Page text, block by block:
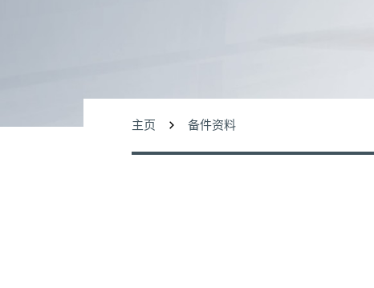
主页 备件资料